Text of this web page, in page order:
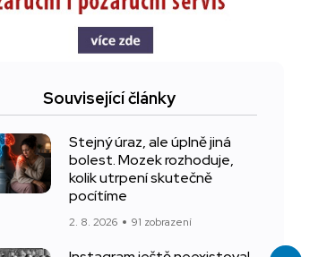
Související články
Stejný úraz, ale úplně jiná
bolest. Mozek rozhoduje,
kolik utrpení skutečně
pocítíme
2. 8. 2026 91 zobrazení